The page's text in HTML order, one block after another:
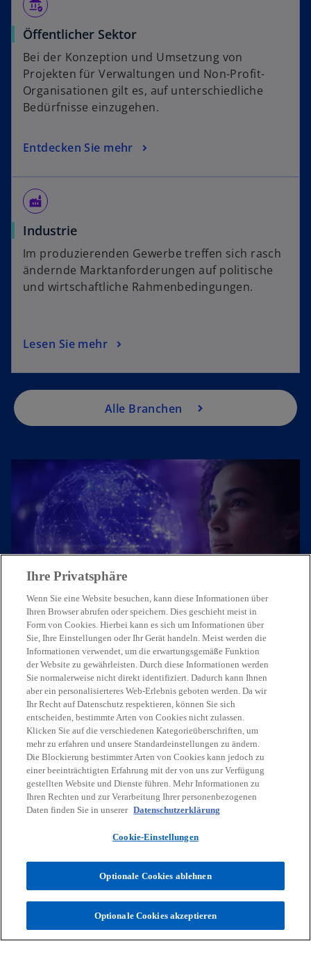
assured_workload
Öffentlicher Sektor
Bei der Konzeption und Umsetzung von
Projekten für Verwaltungen und Non-Profit-
Organisationen gilt es, auf unterschiedliche
Bedürfnisse einzugehen.
Entdecken Sie mehr
factory
Industrie
Im produzierenden Gewerbe treffen sich rasch
ändernde Marktanforderungen auf politische
und wirtschaftliche Rahmenbedingungen.
Lesen Sie mehr
Alle Branchen
Treten Sie mit uns in Kontakt
Unsere Expert:innen freuen sich,
von Ihnen zu hören.
Kontaktieren Sie uns
Kontakt
i
r
i
r
i
r
i
r
r
Rechtliche HinweiseDatenschutzBarrierefreiheitHilfeImpressum
Ihre Privatsphäre
Wenn Sie eine Website besuchen, kann diese Informationen über
Ihren Browser abrufen oder speichern. Dies geschieht meist in
Form von Cookies. Hierbei kann es sich um Informationen über
Sie, Ihre Einstellungen oder Ihr Gerät handeln. Meist werden die
Informationen verwendet, um die erwartungsgemäße Funktion
der Website zu gewährleisten. Durch diese Informationen werden
Sie normalerweise nicht direkt identifiziert. Dadurch kann Ihnen
aber ein personalisierteres Web-Erlebnis geboten werden. Da wir
Ihr Recht auf Datenschutz respektieren, können Sie sich
entscheiden, bestimmte Arten von Cookies nicht zulassen.
Klicken Sie auf die verschiedenen Kategorieüberschriften, um
mehr zu erfahren und unsere Standardeinstellungen zu ändern.
Die Blockierung bestimmter Arten von Cookies kann jedoch zu
einer beeinträchtigten Erfahrung mit der von uns zur Verfügung
gestellten Website und Dienste führen. Mehr Informationen zu
Ihren Rechten und zur Verarbeitung Ihrer personenbezogenen
Daten finden Sie in unserer Datenschutzerklärung
Cookie-Einstellungen
Optionale Cookies ablehnen
Optionale Cookies akzeptieren